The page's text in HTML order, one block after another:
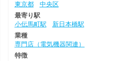
東京都
中央区
最寄り駅
小伝馬町駅
新日本橋駅
業種
専門店（電気機器関連）
特徴